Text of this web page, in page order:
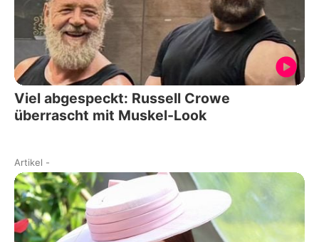
Viel abgespeckt: Russell Crowe
überrascht mit Muskel-Look
Artikel -